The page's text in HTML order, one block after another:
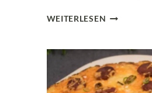
WEITERLESEN LOW
KETO
ZUCCHINI-
LASAGNE
MIT